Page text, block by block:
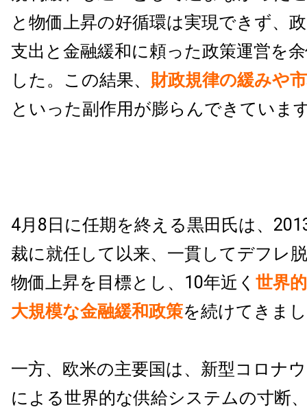
と物価上昇の好循環は実現できず、
支出と金融緩和に頼った政策運営を
した。この結果、 財政規律の緩みや
といった副作用が膨らんできていま
4月8日に任期を終える黒田氏は、
裁に就任して以来、一貫してデフレ
物価上昇を目標とし、10年近く 世界
大規模な金融緩和政策を続けてきま
一方、欧米の主要国は、新型コロナ
による世界的な供給システムの寸断